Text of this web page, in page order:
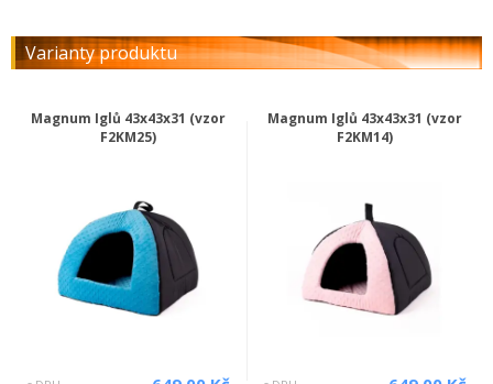
Varianty produktu
Magnum Iglů 43x43x31 (vzor
F2KM25)
Magnum Iglů 43x43x31 (vzor
F2KM14)